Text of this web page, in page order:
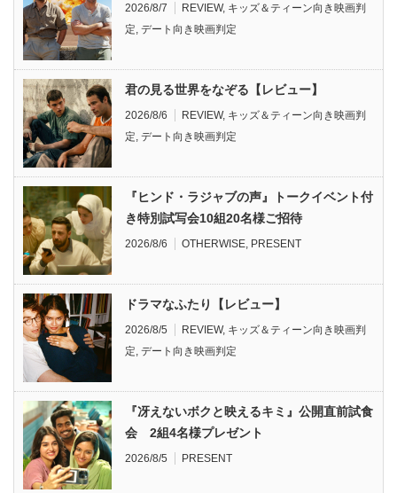
2026/8/7 REVIEW, キッズ＆ティーン向き映画判
定 デート向き映画判定
君の見る世界をなぞる【レビュー】
2026/8/6 REVIEW, キッズ＆ティーン向き映画判
定 デート向き映画判定
『ヒンド・ラジャブの声』トークイベント付
き特別試写会10組20名様ご招待
2026/8/6 OTHERWISE PRESENT
ドラマなふたり【レビュー】
2026/8/5 REVIEW, キッズ＆ティーン向き映画判
定 デート向き映画判定
『冴えないボクと映えるキミ』公開直前試食
会 2組4名様プレゼント
2026/8/5 PRESENT